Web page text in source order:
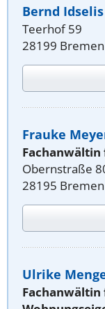
Bernd Idselis
Teerhof 59
28199
Frauke
Obernstraße
28195 Bremen
Ulrike